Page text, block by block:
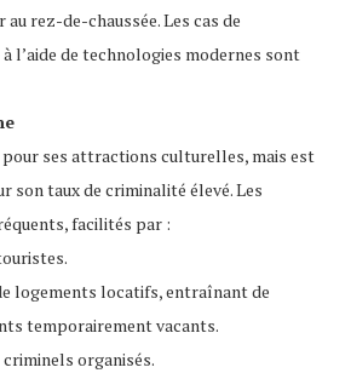
rez-de-chaussée. Les cas de
l’aide de technologies modernes sont
ses attractions culturelles, mais est
son taux de criminalité élevé. Les
facilités par :
logements locatifs, entraînant de
temporairement vacants.
criminels organisés.